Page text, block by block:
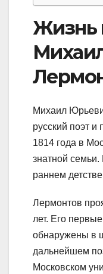
Жизнь
Михаил
русский поэт и
1814 года в
знатной семьи.
раннем
Лермонтов
лет. Его
обнаружены в
дальнейшем
Московском